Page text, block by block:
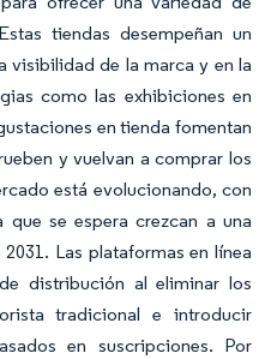
tiendas desempeñan un
visibilidad de la marca y en la
como las exhibiciones en
en tienda fomentan
y vuelvan a comprar los
está evolucionando, con
se espera crezcan a una
Las plataformas en línea
distribución al eliminar los
tradicional e introducir
en suscripciones. Por